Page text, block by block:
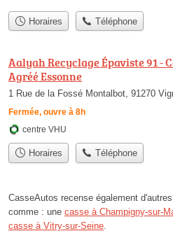
Horaires Téléphone
Aalyah Recyclage Épaviste 91 -
Agréé Essonne
1 Rue de la Fossé Montalbot, 91270
Fermée, ouvre à 8h
centre VHU
Horaires Téléphone
CasseAutos recense également
comme : une casse à Champigny-sur-
casse à Vitry-sur-Seine